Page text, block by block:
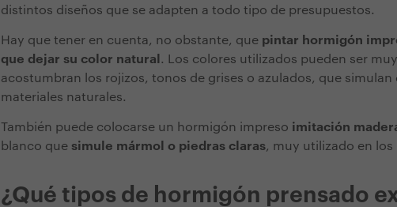
distintos diseños que se adapten a todo tipo de presupuestos.
Hay que tener en cuenta, no obstante, que pintar hormigón
que dejar su color natural . Los colores utilizados pueden ser
acostumbran los rojizos, tonos de grises o azulados, que
materiales naturales.
También puede colocarse un hormigón impreso imitación
blanco que simule mármol o piedras claras, muy utilizado en los
¿Qué tipos de hormigón prensado